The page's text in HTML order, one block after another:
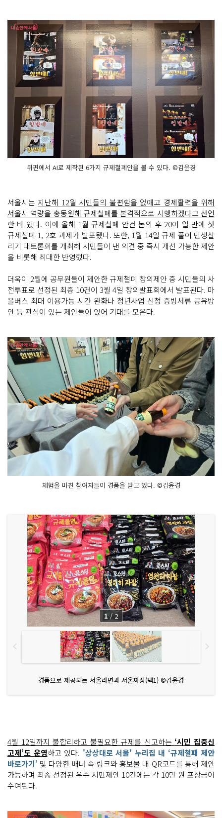
뒤편에서 AI로 제작된 6가지 규제철폐안을 볼 수 있다. ©김윤경
서울시는지난해 12월 시민들의 불편함을 없애고 경제활력을 위해
서울시 역량을 총동원해 규제철폐를 본격적으로 시행하겠다고 선언
한 바 있다. 이에 올해 1월 규제철폐 안건 논의 후 20여 일 만에 첫
규제철폐 1, 2호 과제가 발표됐다. 또한, 1월 14일 규제 풀어 민생살
리기 대토론회를 개최해 시민들이 낸 의견 중 즉시 개선 가능한 제안
을 비롯해 최대한 반영했다.
더욱이 2월에 공무원들이 제안한 규제철폐 창의제안 중 시민들의 사
전투표로 선정된 최종 10건이 3월 4일 창의발표회에서 발표된다. 마
을버스 최대 이용가능 시간 완화나 청년사업 신청 증빙서류 공유방
안 등 관심이 있는 제안들이 있어 기대를 모은다.
체험을 마친 참여자들이 경품을 받고 있다. ©김윤경
경품으로 제공되는 서울라면과 서울짜장(택1) ©김윤경
1 / 2
4월 12일까지 불합리하고 불필요한 규제를 신고하는 ‘시민 집중신
고제’도 운영하고 있다. '상상대로 서울' 누리집 내 ‘규제철폐 제안
바로가기’ 및 다양한 배너 속 링크와 홍보물 내 QR코드를 통해 제안
가능하며 최종 선정된 우수 시민제안 10건에는 각 10만 원 포상금이
수여된다.